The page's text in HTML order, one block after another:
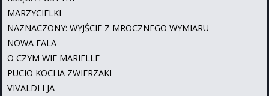
MARZYCIELKI
NAZNACZONY: WYJŚCIE Z MROCZNEGO WYMIARU
NOWA FALA
O CZYM WIE MARIELLE
PUCIO KOCHA ZWIERZAKI
VIVALDI I JA